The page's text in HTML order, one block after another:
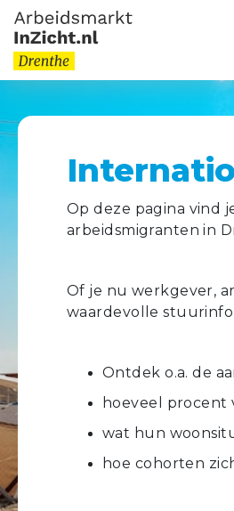
Op deze pagina vind
arbeidsmigranten in
Of je nu werkgever,
waardevolle
Ontdek o.a. de
hoeveel procent
wat hun
hoe cohorten